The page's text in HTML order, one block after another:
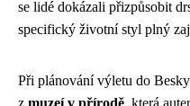
se lidé dokázali přizpůsobit
specifický životní styl plný
Při plánování výletu do